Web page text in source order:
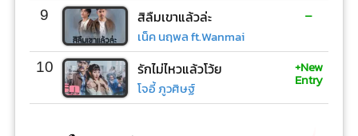
9 สิลืมเขาแล้วล่ะ
เน็ค นฤพล ft.Wanmai
-
10 รักไม่ไหวแล้วโว้ย
โจอี้ ภูวศิษฐ์
+New
Entry